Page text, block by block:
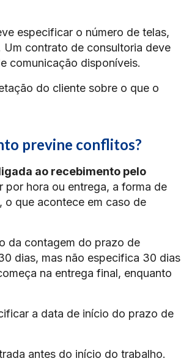
especificar o número de telas,
contrato de consultoria deve
comunicação disponíveis.
do cliente sobre o que o
previne conflitos?
ao recebimento pelo
hora ou entrega, a forma de
o que acontece em caso de
da contagem do prazo de
dias, mas não especifica 30 dias
na entrega final, enquanto
a data de início do prazo de
antes do início do trabalho.